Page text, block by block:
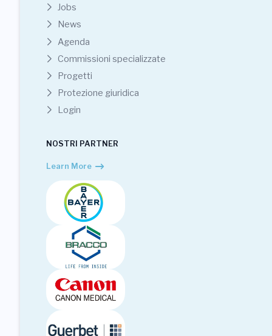
Jobs
News
Agenda
Commissioni specializzate
Progetti
Protezione giuridica
Login
NOSTRI PARTNER
Learn More